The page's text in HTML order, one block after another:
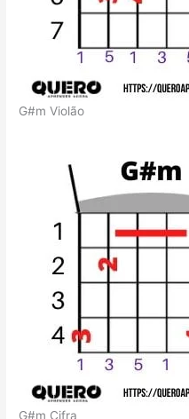
G#m Violão
G#m Cifra